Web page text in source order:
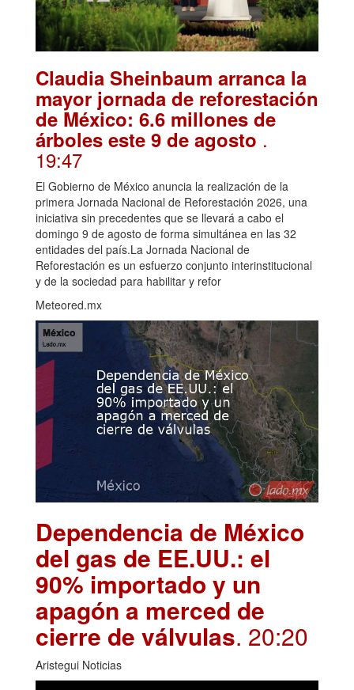
Claudia Sheinbaum arranca la
mayor jornada de reforestación
de México: 6.6 millones de
árboles este 9 de agosto .
19:47
El Gobierno de México anuncia la realización de la
primera Jornada Nacional de Reforestación 2026, una
iniciativa sin precedentes que se llevará a cabo el
domingo 9 de agosto de forma simultánea en las 32
entidades del país.La Jornada Nacional de
Reforestación es un esfuerzo conjunto interinstitucional
y de la sociedad para habilitar y refor
Meteored.mx
Dependencia de México
del gas de EE.UU.: el
90% importado y un
apagón a merced de
cierre de válvulas. 20:20
Aristegui Noticias